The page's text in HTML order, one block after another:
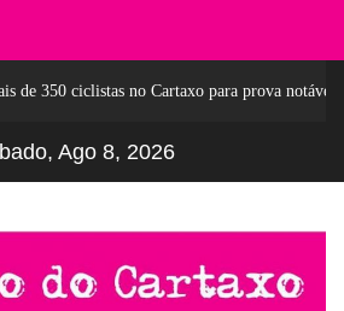
de 350 ciclistas no Cartaxo para prova notável
Ago 8, 2026